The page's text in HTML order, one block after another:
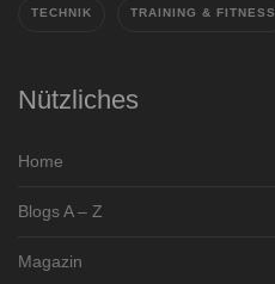
TECHNIK TRAINING & FITNESS
Nützliches
Home
Blogs A – Z
Magazin